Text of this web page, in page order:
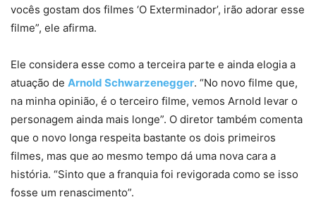
vocês gostam dos filmes ‘O Exterminador’, irão adorar esse
filme”, ele afirma.
Ele considera esse como a terceira parte e ainda elogia a
atuação de Arnold Schwarzenegger. “No novo filme que,
na minha opinião, é o terceiro filme, vemos Arnold levar o
personagem ainda mais longe”. O diretor também comenta
que o novo longa respeita bastante os dois primeiros
filmes, mas que ao mesmo tempo dá uma nova cara a
história. “Sinto que a franquia foi revigorada como se isso
fosse um renascimento”.